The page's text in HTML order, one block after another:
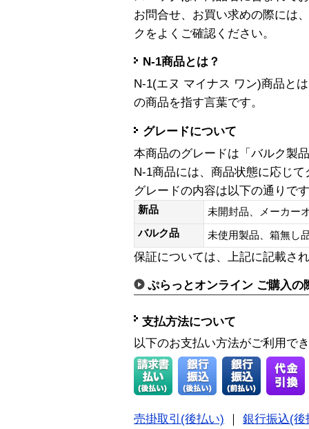
お問合せ、お買い求めの際には
クをよくご確認ください。
N-1商品とは？
N-1(エヌ マイナス ワン)商品と
の商品を指す言葉です。
グレードについて
本商品のグレードは「バルク製
N-1商品には、商品状態に応じ
グレードの内容は以下の通りで
新品
未開封品、メーカー
バルク品
未使用製品、箱無
保証については、上記に記載さ
ぷらっとオンライン ご購入の
支払方法について
以下のお支払い方法がご利用で
売掛取引(後払い)
銀行振込(後